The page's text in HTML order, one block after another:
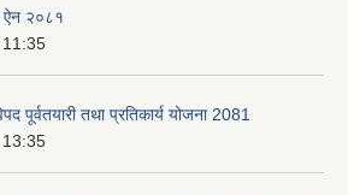
ऐन २०८१
पूर्वतयारी तथा प्रतिकार्य योजना 2081